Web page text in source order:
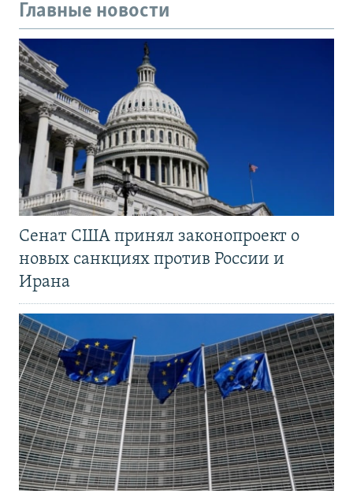
Главные новости
Сенат США принял законопроект о
новых санкциях против России и
Ирана